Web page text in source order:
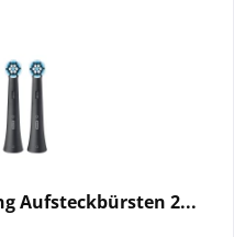
Aufsteckbürsten 2...